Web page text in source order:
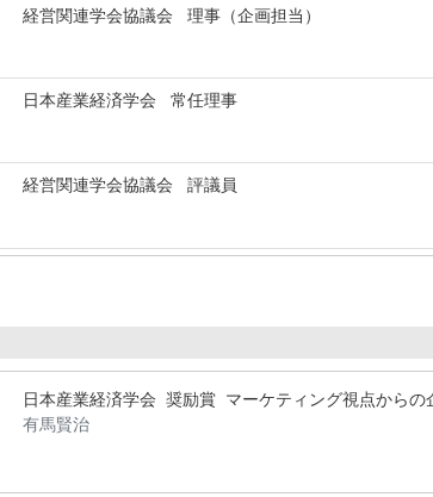
経営関連学会協議会 理事（企画担当）
日本産業経済学会 常任理事
経営関連学会協議会 評議員
日本産業経済学会 奨励賞 マーケティング視点からの
有馬賢治